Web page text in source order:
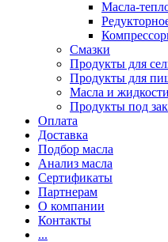
Масла-
Смазки
Продукты для
Продукты для
Масла и
Продукты под
Оплата
Доставка
Подбор масла
Анализ масла
Сертификаты
Партнерам
О компании
Контакты
...